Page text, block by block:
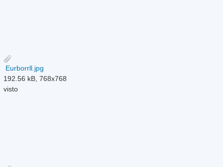
Eurborrll.jpg
192.56 kB, 768x768
visto